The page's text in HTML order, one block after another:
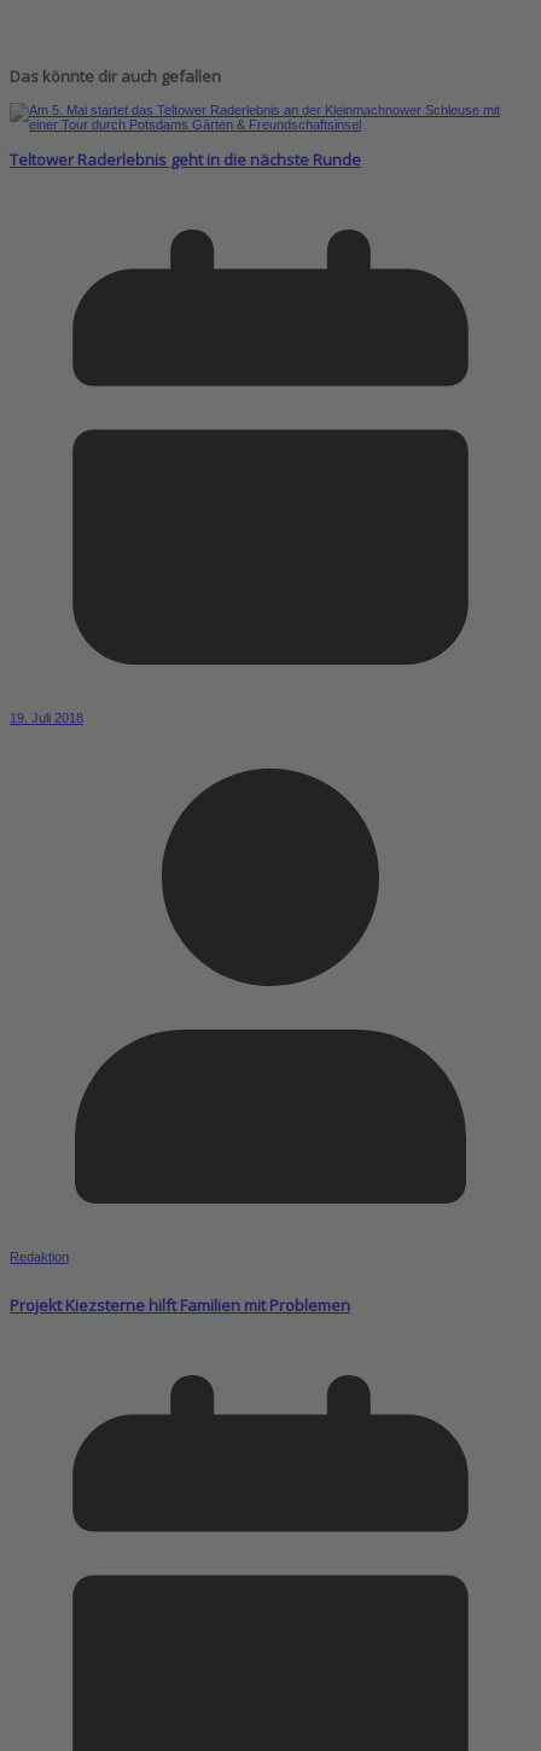
Das könnte dir auch gefallen
Teltower Raderlebnis geht in die nächste Runde
19. Juli 2018
Redaktion
Projekt Kiezsterne hilft Familien mit Problemen